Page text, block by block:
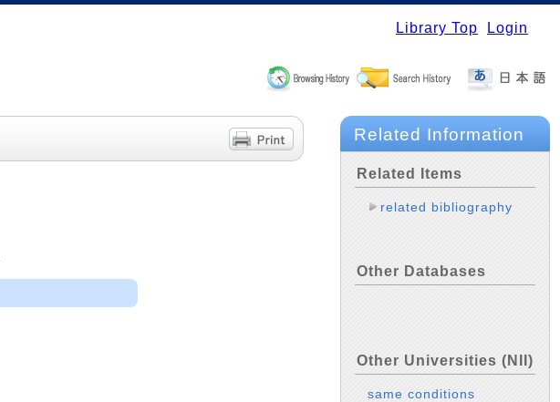
Library Top Login
Related Information
Related Items
related bibliography
Other Databases
Other Universities (NII)
same conditions